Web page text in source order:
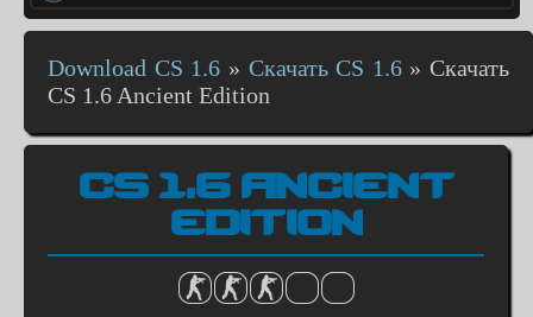
Download CS 1.6 » Скачать CS 1.6 » Скачать
CS 1.6 Ancient Edition
CS 1.6 ANCIENT
EDITION